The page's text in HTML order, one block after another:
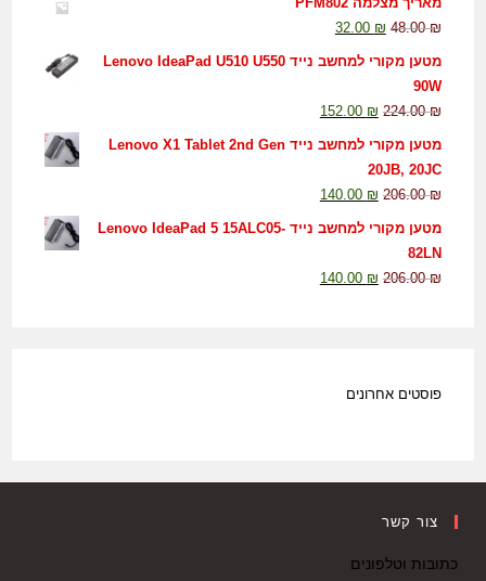
48.00₪
32.00 ₪
מטען מקורי למחשב נייד Lenovo IdeaPad U510 U550
90W
224.00₪
152.00 ₪
מטען מקורי למחשב נייד Lenovo X1 Tablet 2nd Gen
20JB, 20JC
206.00₪
140.00 ₪
מטען מקורי למחשב נייד Lenovo IdeaPad 5 15ALC05-
82LN
206.00₪
140.00 ₪
פוסטים אחרונים
צור קשר
כתובות וטלפונים